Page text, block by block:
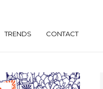
TRENDS CONTACT